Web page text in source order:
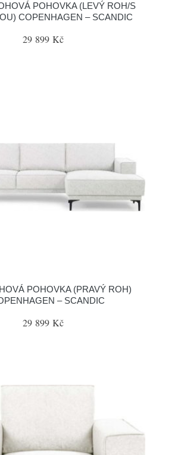
POHOVKA (LEVÝ ROH/S
COPENHAGEN – SCANDIC
29 899 Kč
POHOVKA (PRAVÝ ROH)
– SCANDIC
29 899 Kč